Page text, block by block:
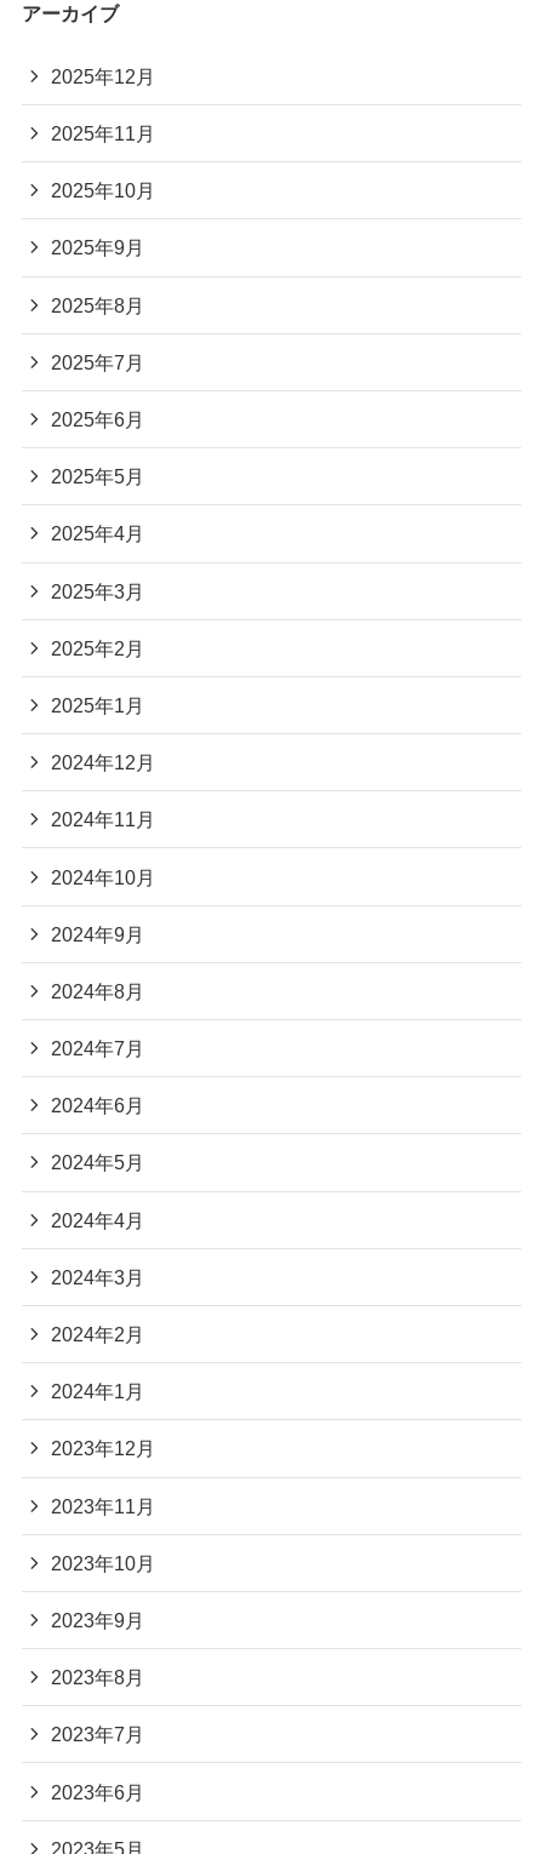
アーカイブ
2025年12月
2025年11月
2025年10月
2025年9月
2025年8月
2025年7月
2025年6月
2025年5月
2025年4月
2025年3月
2025年2月
2025年1月
2024年12月
2024年11月
2024年10月
2024年9月
2024年8月
2024年7月
2024年6月
2024年5月
2024年4月
2024年3月
2024年2月
2024年1月
2023年12月
2023年11月
2023年10月
2023年9月
2023年8月
2023年7月
2023年6月
2023年5月